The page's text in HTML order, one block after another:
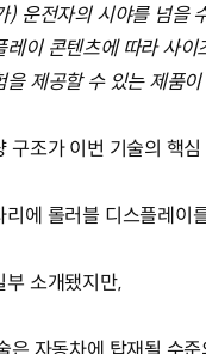
운전자의 시야를 넘을
이 콘텐츠에 따라 사
제공할 수 있는 제품
구조가 이번 기술의 핵
리에 롤러블 디스플레
소개됐지만,